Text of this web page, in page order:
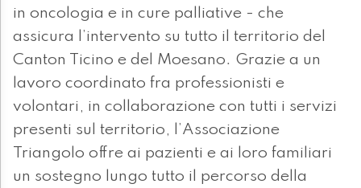
in oncologia e in cure palliative - che
assicura l’intervento su tutto il territorio del
Canton Ticino e del Moesano. Grazie a un
lavoro coordinato fra professionisti e
volontari, in collaborazione con tutti i servizi
presenti sul territorio, l’Associazione
Triangolo offre ai pazienti e ai loro familiari
un sostegno lungo tutto il percorso della